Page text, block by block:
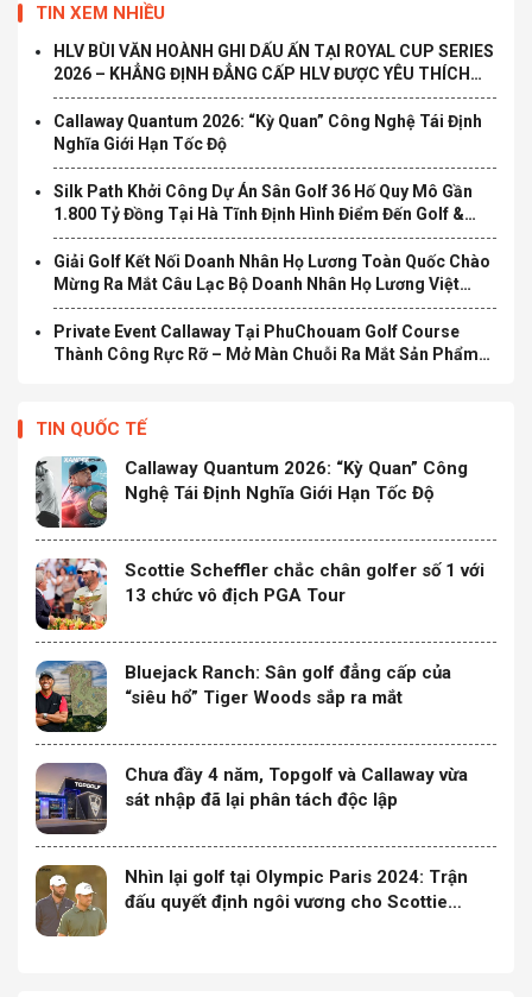
TIN XEM NHIỀU
HLV BÙI VĂN HOÀNH GHI DẤU ẤN TẠI ROYAL CUP SERIES
2026 – KHẲNG ĐỊNH ĐẲNG CẤP HLV ĐƯỢC YÊU THÍCH
TẠI TP.HCM
Callaway Quantum 2026: “Kỳ Quan” Công Nghệ Tái Định
Nghĩa Giới Hạn Tốc Độ
Silk Path Khởi Công Dự Án Sân Golf 36 Hố Quy Mô Gần
1.800 Tỷ Đồng Tại Hà Tĩnh Định Hình Điểm Đến Golf &
Nghỉ Dưỡng Cao Cấp Mới Tại Bắc Trung Bộ
Giải Golf Kết Nối Doanh Nhân Họ Lương Toàn Quốc Chào
Mừng Ra Mắt Câu Lạc Bộ Doanh Nhân Họ Lương Việt
Nam Chính Thức Khởi Tranh
Private Event Callaway Tại PhuChouam Golf Course
Thành Công Rực Rỡ – Mở Màn Chuỗi Ra Mắt Sản Phẩm
TIN QUỐC TẾ
Callaway Quantum 2026: “Kỳ Quan” Công
Nghệ Tái Định Nghĩa Giới Hạn Tốc Độ
Scottie Scheffler chắc chân golfer số 1 với
13 chức vô địch PGA Tour
Bluejack Ranch: Sân golf đẳng cấp của
“siêu hổ” Tiger Woods sắp ra mắt
Chưa đầy 4 năm, Topgolf và Callaway vừa
sát nhập đã lại phân tách độc lập
Nhìn lại golf tại Olympic Paris 2024: Trận
đấu quyết định ngôi vương cho Scottie